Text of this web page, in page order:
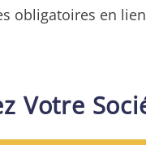
obligatoires en
Votre